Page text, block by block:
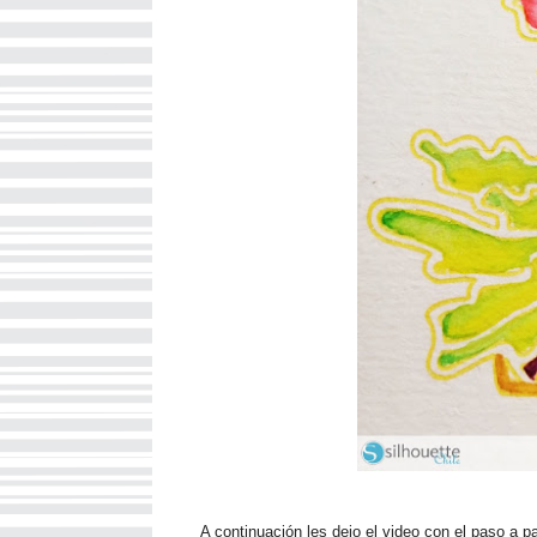
A continuación les dejo el video con el paso a